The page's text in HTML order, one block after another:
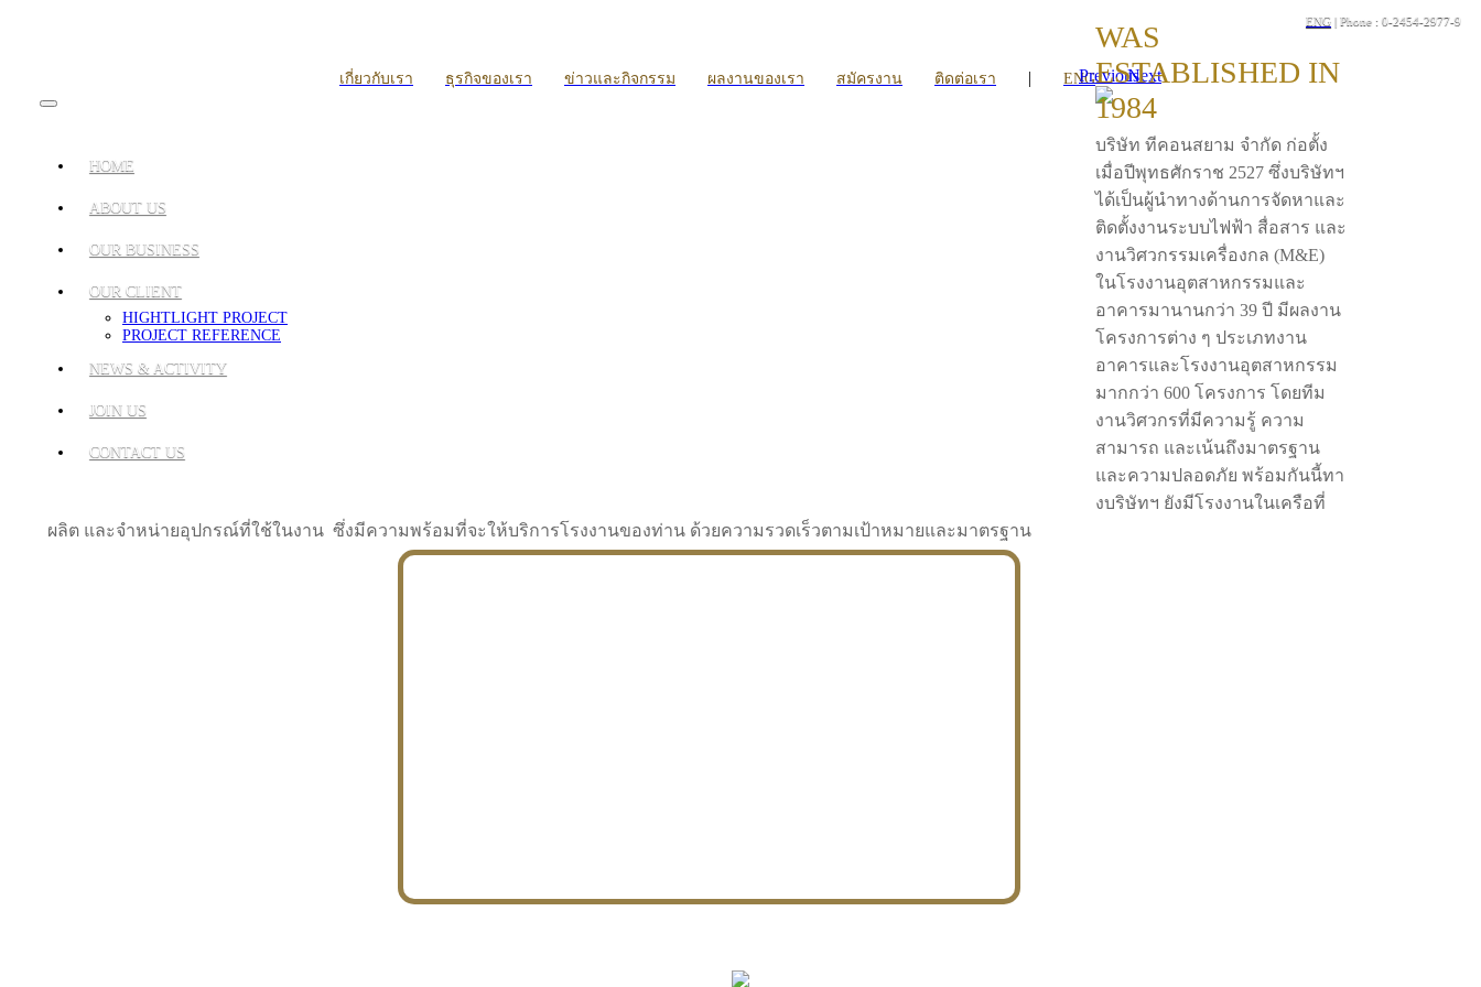
ENG | Phone : 0-2454-2977-9
เกี่ยวกับเรา ธุรกิจของเรา ข่าวและกิจกรรม ผลงานของเรา สมัครงาน ติดต่อเรา | ENG
HOME
ABOUT US
OUR BUSINESS
OUR CLIENT
HIGHTLIGHT PROJECT
PROJECT REFERENCE
NEWS & ACTIVITY
JOIN US
CONTACT US
PreviousNext
WAS
ESTABLISHED IN
1984
บริษัท ทีคอนสยาม จำกัด ก่อตั้ง
เมื่อปีพุทธศักราช 2527 ซึ่งบริษัทฯ
ได้เป็นผู้นำทางด้านการจัดหาและ
ติดตั้งงานระบบไฟฟ้า สื่อสาร และ
งานวิศวกรรมเครื่องกล (M&E)
ในโรงงานอุตสาหกรรมและ
อาคารมานานกว่า 39 ปี มีผลงาน
โครงการต่าง ๆ ประเภทงาน
อาคารและโรงงานอุตสาหกรรม
มากกว่า 600 โครงการ โดยทีม
งานวิศวกรที่มีความรู้ ความ
สามารถ และเน้นถึงมาตรฐาน
และความปลอดภัย พร้อมกันนี้ทา
งบริษัทฯ ยังมีโรงงานในเครือที่
ผลิต และจำหน่ายอุปกรณ์ที่ใช้ในงาน ซึ่งมีความพร้อมที่จะให้บริการโรงงานของท่าน ด้วยความรวดเร็วตามเป้าหมายและมาตรฐาน